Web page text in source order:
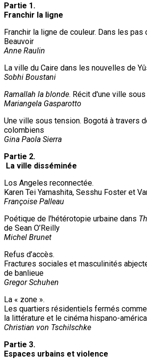
Partie 1.
Franchir la ligne
Franchir la ligne de couleur. Dans les pas
Beauvoir
Anne Raulin
La ville du Caire dans les nouvelles de
Sobhi Boustani
Ramallah la blonde. Récit d'une ville
Mariangela Gasparotto
Une ville sous tension. Bogotá à travers
colombiens
Gina Paola Sierra
Partie 2.
La ville disséminée
Los Angeles reconnectée.
Karen Tei Yamashita, Sesshu Foster et
Françoise Palleau
Poétique de l'hétérotopie urbaine dans
de Sean O’Reilly
Michel Brunet
Refus d’accès.
Fractures sociales et masculinités
de banlieue
Gregor Schuhen
La « zone ».
Les quartiers résidentiels fermés
la littérature et le cinéma hispano-
Christian von Tschilschke
Partie 3.
Espaces urbains et violence